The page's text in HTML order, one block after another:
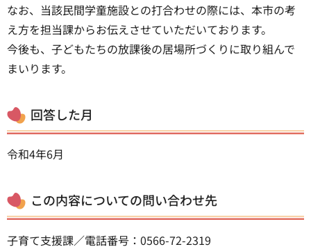
なお、当該民間学童施設との打合わせの際には、本市の考
え方を担当課からお伝えさせていただいております。
今後も、子どもたちの放課後の居場所づくりに取り組んで
まいります。
回答した月
令和4年6月
この内容についての問い合わせ先
子育て支援課／電話番号：0566-72-2319